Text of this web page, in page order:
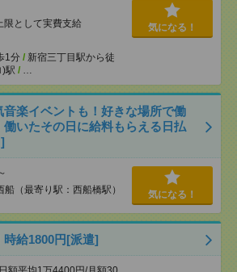
限として実費支給
1分 / 新宿三丁目駅から徒
)駅 / …
気になる！
楽イベントも！好きな場所で働
いたその日に給料もらえる日払
（最寄り駅：西船橋駅） 気になる！
給1800円[派遣]